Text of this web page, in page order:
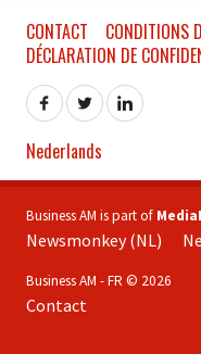
CONTACT
CONDITIONS
DÉCLARATION DE
Nederlands
Business AM is part of
Newsmonkey (NL)
Business AM - FR © 2026
Contact